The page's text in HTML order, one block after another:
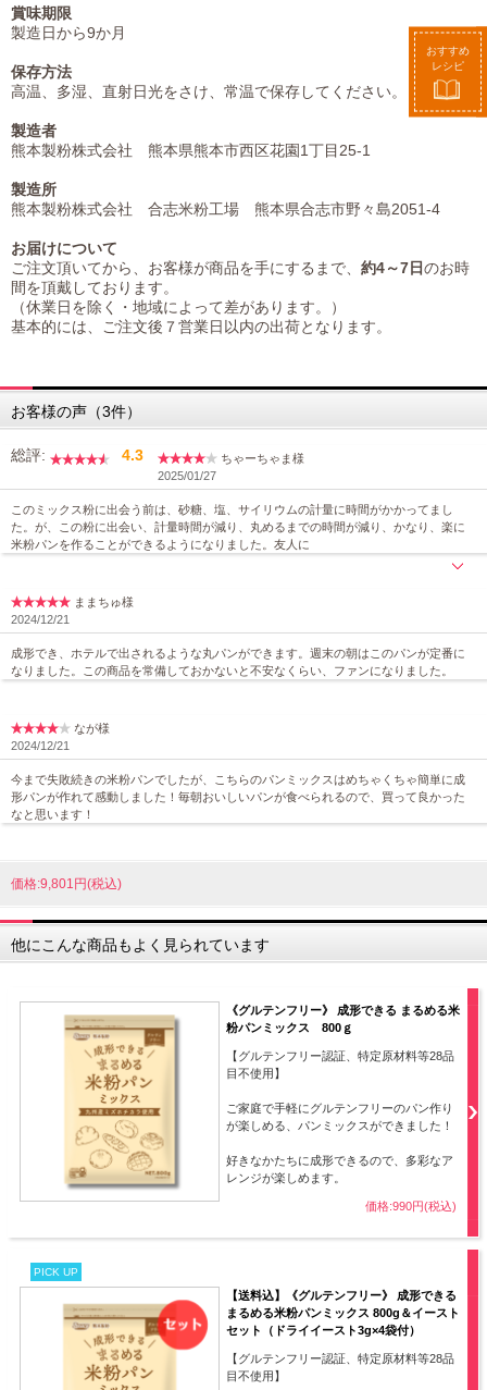
おすすめ
レシピ
賞味期限
製造日から9か月
保存方法
高温、多湿、直射日光をさけ、常温で保存してください。
製造者
熊本製粉株式会社 熊本県熊本市西区花園1丁目25-1
製造所
熊本製粉株式会社 合志米粉工場 熊本県合志市野々島2051-4
お届けについて
ご注文頂いてから、お客様が商品を手にするまで、 約4～7日のお時
間を頂戴しております。
（休業日を除く・地域によって差があります。）
基本的には、ご注文後７営業日以内の出荷となります。
お客様の声（3件）
総評: 4.3
ちゃーちゃま様
2025/01/27
このミックス粉に出会う前は、砂糖、塩、サイリウムの計量に時間がかかってまし
た。が、この粉に出会い、計量時間が減り、丸めるまでの時間が減り、かなり、楽に
米粉パンを作ることができるようになりました。友人に
ままちゅ様
2024/12/21
成形でき、ホテルで出されるような丸パンができます。週末の朝はこのパンが定番に
なりました。この商品を常備しておかないと不安なくらい、ファンになりました。
なが様
2024/12/21
今まで失敗続きの米粉パンでしたが、こちらのパンミックスはめちゃくちゃ簡単に成
形パンが作れて感動しました！毎朝おいしいパンが食べられるので、買って良かった
なと思います！
価格:9,801円(税込)
他にこんな商品もよく見られています
《グルテンフリー》 成形できる まるめる米
粉パンミックス 800ｇ
【グルテンフリー認証、特定原材料等28品
目不使用】
ご家庭で手軽にグルテンフリーのパン作り
が楽しめる、パンミックスができました！
好きなかたちに成形できるので、多彩なア
レンジが楽しめます。
価格:990円(税込)
PICK UP
【送料込】《グルテンフリー》 成形できる
まるめる米粉パンミックス 800g＆イースト
セット（ドライイースト3g×4袋付）
【グルテンフリー認証、特定原材料等28品
目不使用】